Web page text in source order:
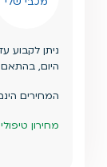
היום,
המחירים הינם ל- 20 הטיפולים הראשונים
מחירון טיפולים